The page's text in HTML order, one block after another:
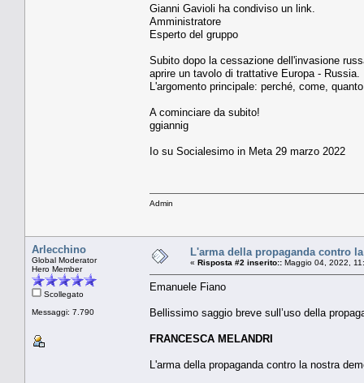
Gianni Gavioli ha condiviso un link.
Amministratore
Esperto del gruppo
Subito dopo la cessazione dell'invasione
aprire un tavolo di trattative Europa - Russia.
L'argomento principale: perché, come,
A cominciare da subito!
ggiannig
Io su Socialesimo in Meta 29 marzo 2022
Admin
Arlecchino
Global Moderator
Hero Member
Scollegato
Messaggi: 7.790
L'arma della propaganda contro
« Risposta #2 inserito:: Maggio 04, 2022,
Emanuele Fiano
Bellissimo saggio breve sull’uso della
FRANCESCA MELANDRI
L'arma della propaganda contro la nostra